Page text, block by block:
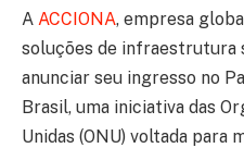
A ACCIONA, empresa
soluções de infraestrutura
anunciar seu ingresso no
Brasil, uma iniciativa das
Unidas (ONU) voltada para